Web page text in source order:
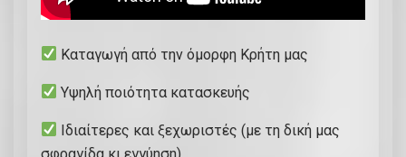
Καταγωγή από την όμορφη Κρήτη μας
Υψηλή ποιότητα κατασκευής
Ιδιαίτερες και ξεχωριστές (με τη δική μας